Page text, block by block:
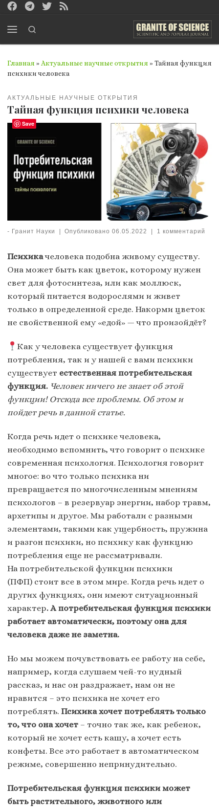
Перейти к содержимому
Главная » Актуальные научные открытия » Тайная функция
психики человека
АКТУАЛЬНЫЕ НАУЧНЫЕ ОТКРЫТИЯ
Тайная функция психики человека
- Гранит Науки | Опубликовано06.05.2022 | 1 комментарий
Психикачеловека подобна живому существу.
Она может быть как цветок, которому нужен
свет для фотосинтеза, или как моллюск,
который питается водорослями и живет
только в определенной среде. Накорми цветок
не свойственной ему «едой» — что произойдёт?
Как у человека существует функция
потребления, так и у нашей с вами психики
существует естественная потребительская
функция. Человек ничего не знает об этой
функции! Отсюда все проблемы. Об этом и
пойдет речь в данной статье.
Когда речь идет о психике человека,
необходимо вспомнить, что говорит о психике
современная психология. Психология говорит
многое: во что только психика ни
превращается по многочисленным мнениям
психологов – в резервуар энергии, набор травм,
архетипы и другое. Мы работали с разными
элементами, такими как ущербность, пружина
и разгон психики, но психику как функцию
потребления еще не рассматривали.
На потребительской функции психики
(ПФП) стоит все в этом мире. Когда речь идет о
других функциях, они имеют ситуационный
характер. А потребительская функция психики
работает автоматически, поэтому она для
человека даже не заметна.
Но мы можем почувствовать ее работу на себе,
например, когда слушаем чей-то нудный
рассказ, и нас он раздражает, нам он не
нравится – это психика не хочет его
потреблять. Психика хочет потреблять только
то, что она хочет – точно так же, как ребенок,
который не хочет есть кашу, а хочет есть
конфеты. Все это работает в автоматическом
режиме, совершенно непринудительно.
Потребительская функция психики может
быть растительного, животного или
Save